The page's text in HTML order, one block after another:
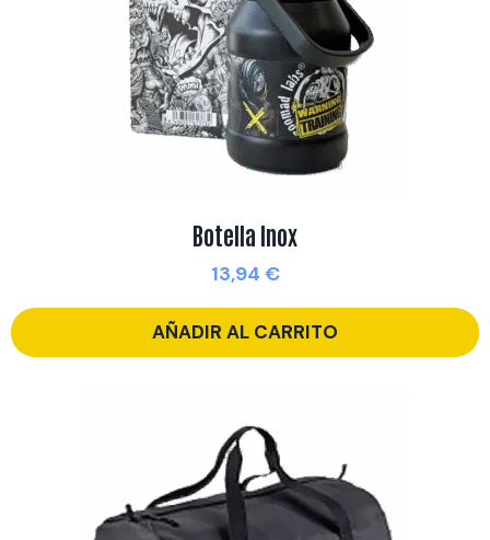
Botella Inox
13,94 €
AÑADIR AL CARRITO